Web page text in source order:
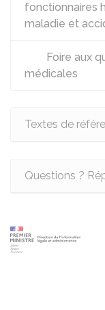
fonctionnaires
maladie et
Foire aux
médicales
Textes de
Questions ?